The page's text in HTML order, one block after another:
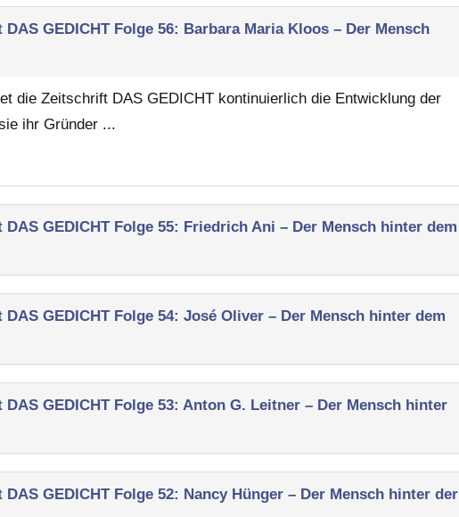
GEDICHT Folge 56: Barbara Maria Kloos – Der Mensch
die Zeitschrift DAS GEDICHT kontinuierlich die Entwicklung der
ihr Gründer ...
GEDICHT Folge 55: Friedrich Ani – Der Mensch hinter dem
GEDICHT Folge 54: José Oliver – Der Mensch hinter dem
GEDICHT Folge 53: Anton G. Leitner – Der Mensch hinter
GEDICHT Folge 52: Nancy Hünger – Der Mensch hinter der